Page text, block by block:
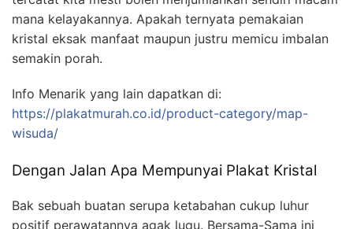
mana kelayakannya. Apakah ternyata pemakaian
kristal eksak manfaat maupun justru memicu imbalan
semakin porah.
Info Menarik yang lain dapatkan di:
https://plakatmurah.co.id/product-category/map-
wisuda/
Dengan Jalan Apa Mempunyai Plakat Kristal
Bak sebuah buatan serupa ketabahan cukup luhur
positif perawatannya agak lugu. Bersama-Sama ini